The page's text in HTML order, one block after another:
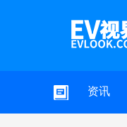
资讯